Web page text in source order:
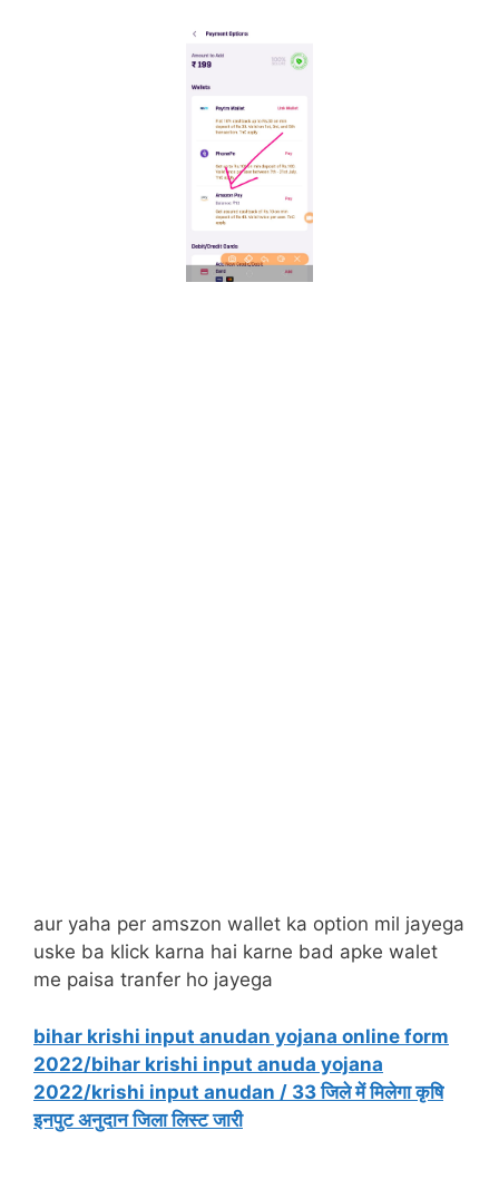
aur yaha per amszon wallet ka option mil jayega
uske ba klick karna hai karne bad apke walet
me paisa tranfer ho jayega
bihar krishi input anudan yojana online form
2022/bihar krishi input anuda yojana
2022/krishi input anudan / 33 जिले में मिलेगा कृषि
इनपुट अनुदान जिला लिस्ट जारी